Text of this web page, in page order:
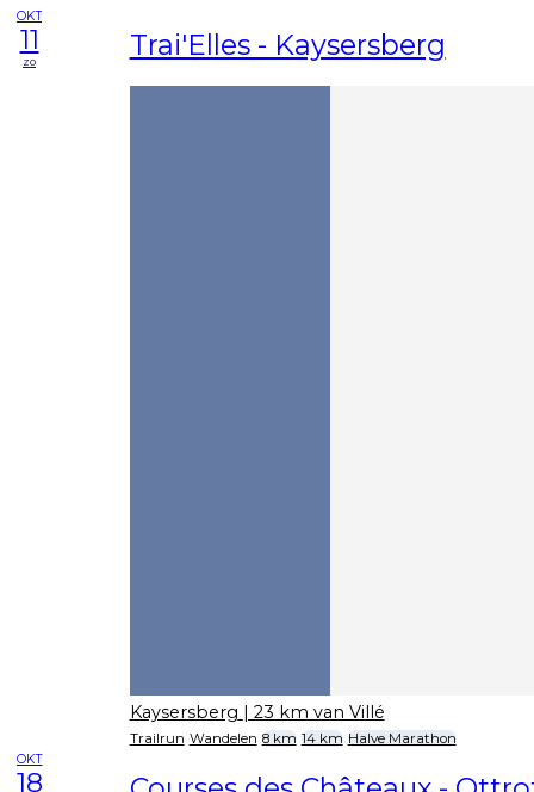
OKT
11
zo Trai'Elles - Kaysersberg
Kaysersberg | 23 km van Villé
Trailrun Wandelen 8 km 14 km Halve Marathon
OKT
18